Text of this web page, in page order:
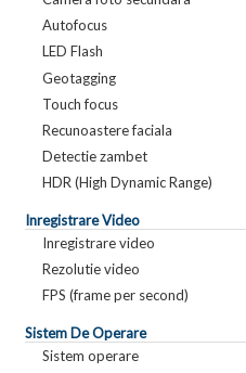
Autofocus
LED Flash
Geotagging
Touch focus
Recunoastere faciala
Detectie zambet
HDR (High Dynamic Range)
Inregistrare Video
Inregistrare video
Rezolutie video
FPS (frame per second)
Sistem De Operare
Sistem operare